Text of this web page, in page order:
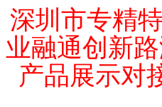
深圳市专精
业融通创新
产品展示对